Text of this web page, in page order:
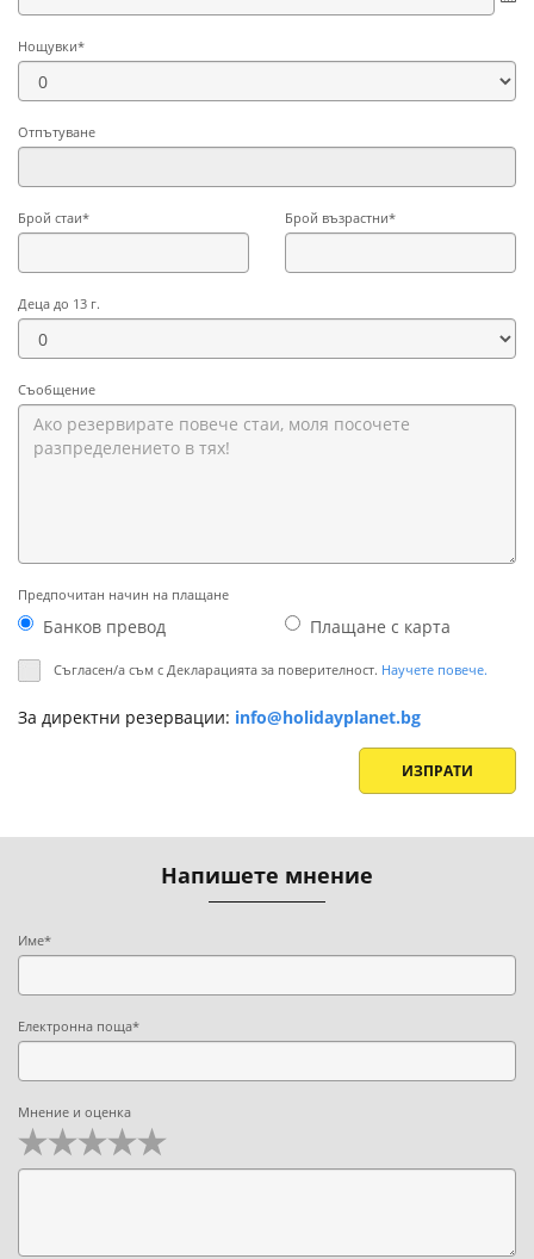
Нощувки*
Отпътуване
Брой стаи* Брой възрастни*
Деца до 13 г.
Съобщение
Предпочитан начин на плащане
Банков превод Плащане с картa
Съгласен/а съм с Декларацията за поверителност. Научете повече.
За директни резервации: info@holidayplanet.bg
ИЗПРАТИ
Напишете мнение
Име*
Електронна поща*
Мнение и оценка